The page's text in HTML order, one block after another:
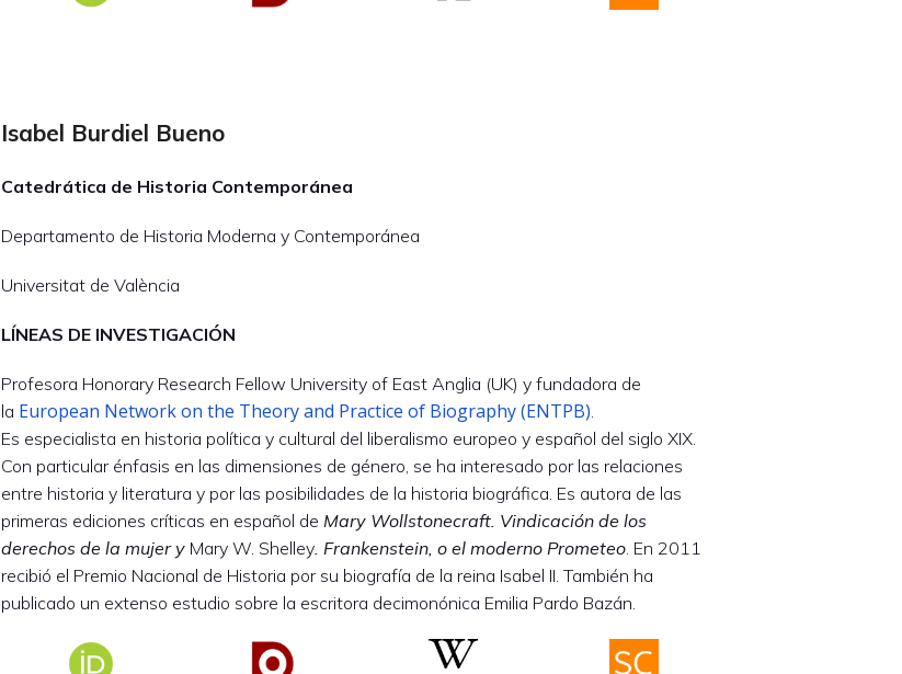
Isabel Burdiel Bueno
Catedrática de Historia Contemporánea
Departamento de Historia Moderna y Contemporánea
Universitat de València
LÍNEAS DE INVESTIGACIÓN
Profesora Honorary Research Fellow University of East Anglia (UK) y fundadora de
la European Network on the Theory and Practice of Biography (ENTPB)
Es especialista en historia política y cultural del liberalismo europeo y español del siglo XIX.
Con particular énfasis en las dimensiones de género, se ha interesado por las relaciones
entre historia y literatura y por las posibilidades de la historia biográfica. Es autora de las
primeras ediciones críticas en español de Mary Wollstonecraft. Vindicación de los
derechos de la mujer y Mary W. Shelley Frankenstein, o el moderno Prometeo . En 2011
recibió el Premio Nacional de Historia por su biografía de la reina Isabel II. También ha
publicado un extenso estudio sobre la escritora decimonónica Emilia Pardo Bazán.